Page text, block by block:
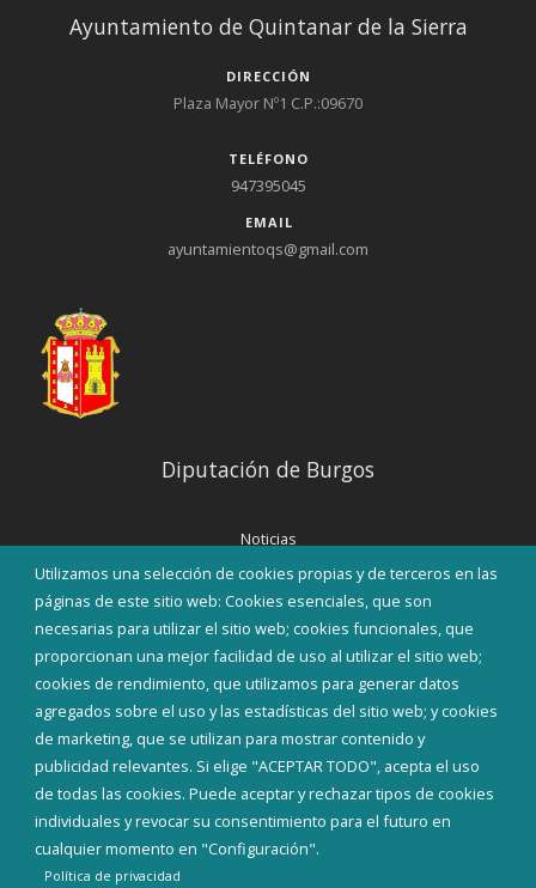
Utilizamos una selección de cookies propias y de terceros en las
páginas de este sitio web: Cookies esenciales, que son
necesarias para utilizar el sitio web; cookies funcionales, que
proporcionan una mejor facilidad de uso al utilizar el sitio web;
cookies de rendimiento, que utilizamos para generar datos
agregados sobre el uso y las estadísticas del sitio web; y cookies
de marketing, que se utilizan para mostrar contenido y
publicidad relevantes. Si elige "ACEPTAR TODO", acepta el uso
de todas las cookies. Puede aceptar y rechazar tipos de cookies
individuales y revocar su consentimiento para el futuro en
cualquier momento en "Configuración".
Política de privacidad
Ayuntamiento de Quintanar de la Sierra
DIRECCIÓN
Plaza Mayor Nº1 C.P.:09670
TELÉFONO
947395045
EMAIL
ayuntamientoqs@gmail.com
Diputación de Burgos
Noticias
Eventos
Corporación Municipal
Teléfonos de interés
INICIAR SESIÓN
MAPA WEB